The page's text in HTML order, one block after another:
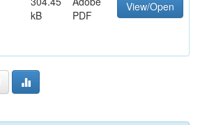
kB
PDF
View/Open